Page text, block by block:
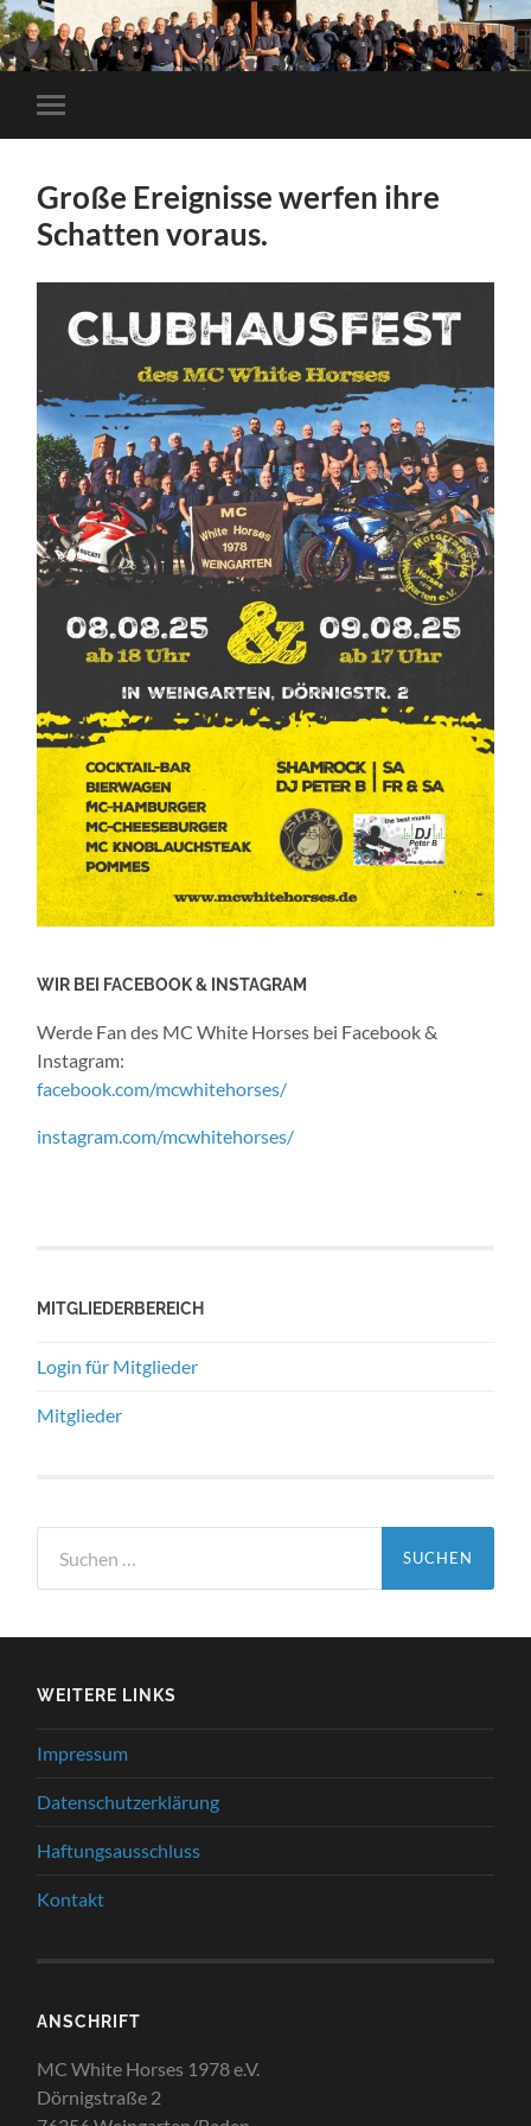
Mobile-
Menü
Große Ereignisse werfen ihre
Schatten voraus.
WIR BEI FACEBOOK & INSTAGRAM
Werde Fan des MC White Horses bei Facebook &
Instagram:
facebook.com/mcwhitehorses/
instagram.com/mcwhitehorses/
MITGLIEDERBEREICH
Login für Mitglieder
Mitglieder
nach:
WEITERE LINKS
Impressum
Datenschutzerklärung
Haftungsausschluss
Kontakt
ANSCHRIFT
MC White Horses 1978 e.V.
Dörnigstraße 2